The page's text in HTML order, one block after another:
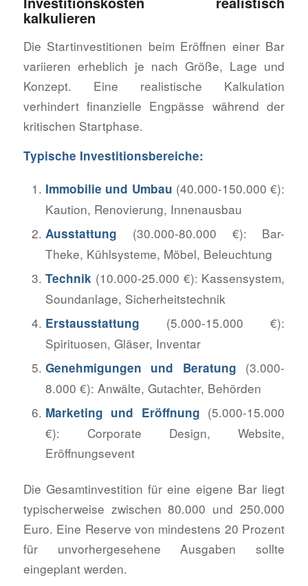
kalkulieren
Die Startinvestitionen beim Eröffnen einer Bar
variieren erheblich je nach Größe, Lage und
Konzept. Eine realistische Kalkulation
verhindert finanzielle Engpässe während der
kritischen Startphase.
Typische Investitionsbereiche:
Immobilie und Umbau (40.000-150.000 €):
Kaution, Renovierung, Innenausbau
Ausstattung (30.000-80.000 €): Bar-
Theke, Kühlsysteme, Möbel, Beleuchtung
Technik (10.000-25.000 €): Kassensystem,
Soundanlage, Sicherheitstechnik
Erstausstattung (5.000-15.000 €):
Spirituosen, Gläser, Inventar
Genehmigungen und Beratung (3.000-
8.000 €): Anwälte, Gutachter, Behörden
Marketing und Eröffnung (5.000-15.000
€): Corporate Design, Website,
Eröffnungsevent
Die Gesamtinvestition für eine eigene Bar liegt
typischerweise zwischen 80.000 und 250.000
Euro. Eine Reserve von mindestens 20 Prozent
für unvorhergesehene Ausgaben sollte
eingeplant werden.